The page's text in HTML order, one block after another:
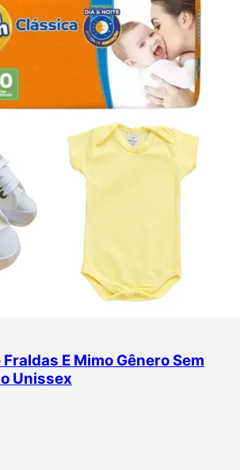
E Mimo Gênero Sem
Unissex